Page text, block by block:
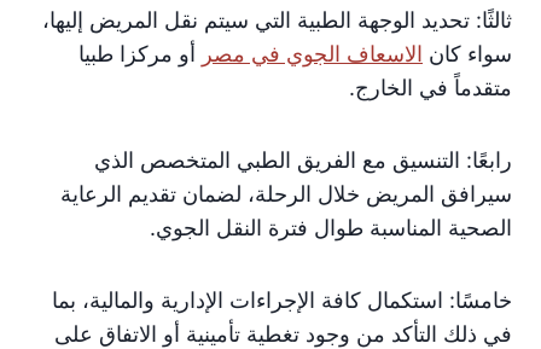
ثالثًا: تحديد الوجهة الطبية التي سيتم نقل المريض إليها،
سواء كان الاسعاف الجوي في مصر أو مركزا طبيا
متقدماً في الخارج.
رابعًا: التنسيق مع الفريق الطبي المتخصص الذي
سيرافق المريض خلال الرحلة، لضمان تقديم الرعاية
الصحية المناسبة طوال فترة النقل الجوي.
خامسًا: استكمال كافة الإجراءات الإدارية والمالية، بما
في ذلك التأكد من وجود تغطية تأمينية أو الاتفاق على